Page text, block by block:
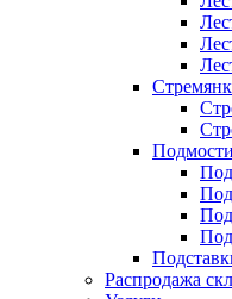
Распродажа